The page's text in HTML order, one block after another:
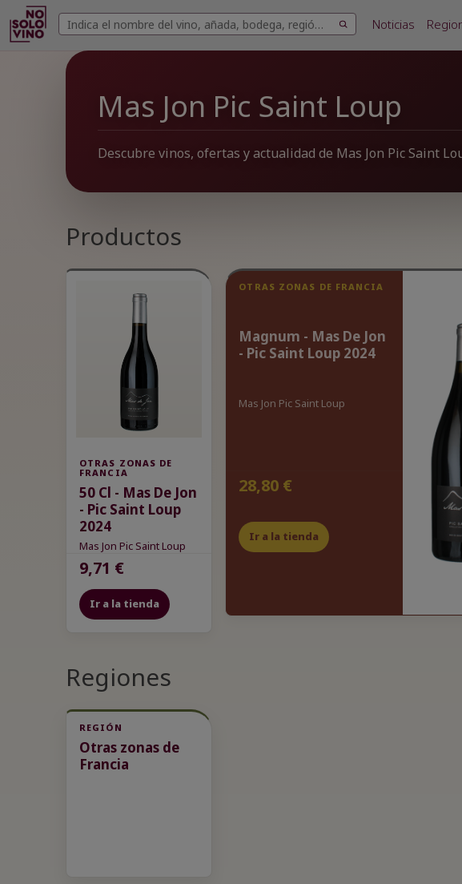
Buscar
vinos
Buscar Noticias
Mas Jon Pic Saint Loup
Descubre vinos, ofertas y actualidad de Mas Jon Pic Saint
Productos
OTRAS ZONAS DE
FRANCIA
50 Cl - Mas De Jon
- Pic Saint Loup
2024
Mas Jon Pic Saint Loup
9,71 €
Ir a la tienda
OTRAS ZONAS DE FRANCIA
Magnum - Mas De Jon
- Pic Saint Loup 2024
Mas Jon Pic Saint Loup
28,80 €
Ir a la tienda
Regiones
REGIÓN
Otras zonas de
Francia